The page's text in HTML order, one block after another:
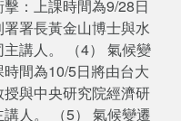
：上課時間為9/28日
署長黃金山博士與水
講人。 （4） 氣候變
間為10/5日將由台大
與中央研究院經濟研
人。 （5） 氣候變遷